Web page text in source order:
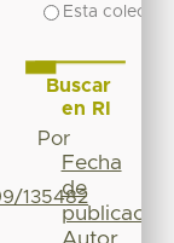
135482
Esta
Buscar
en RI
Por
Fecha
de
publicación